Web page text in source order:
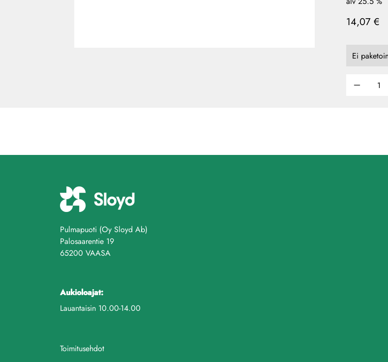
14,07 €
Pulmapuoti (Oy Sloyd Ab)
Palosaarentie 19
65200 VAASA
Aukioloajat:
Lauantaisin 10.00-14.00
Toimitusehdot